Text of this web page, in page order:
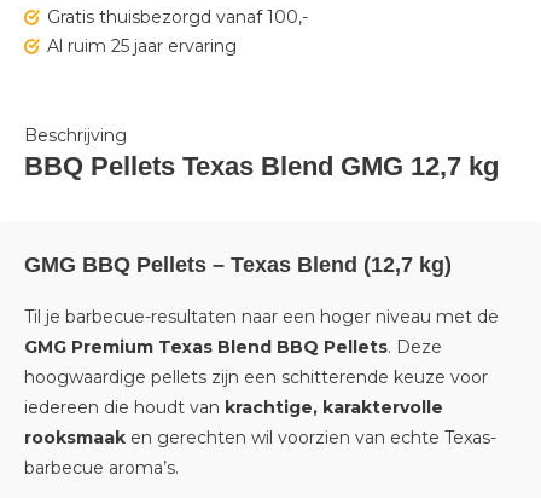
Gratis thuisbezorgd vanaf 100,-
Al ruim 25 jaar ervaring
Beschrijving
BBQ Pellets Texas Blend GMG 12,7 kg
GMG BBQ Pellets – Texas Blend (12,7 kg)
Til je barbecue-resultaten naar een hoger niveau met de
GMG Premium Texas Blend BBQ Pellets. Deze
hoogwaardige pellets zijn een schitterende keuze voor
iedereen die houdt van krachtige, karaktervolle
rooksmaak en gerechten wil voorzien van echte Texas-
barbecue aroma’s.